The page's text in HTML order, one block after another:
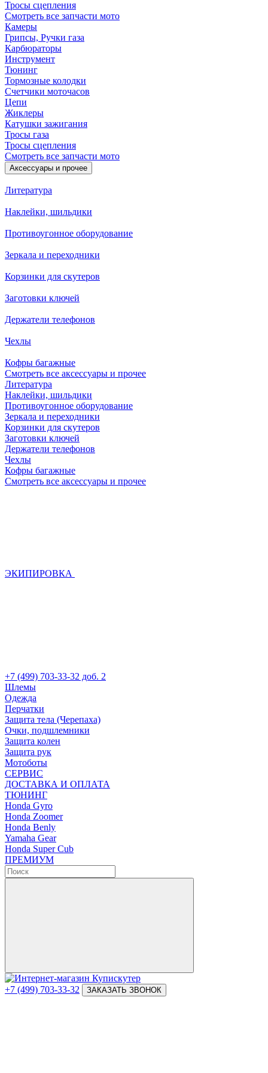
Тросы сцепления
Смотреть все запчасти мото
Камеры
Грипсы, Ручки газа
Карбюраторы
Инструмент
Тюнинг
Тормозные колодки
Счетчики моточасов
Цепи
Жиклеры
Катушки зажигания
Тросы газа
Тросы сцепления
Смотреть все запчасти мото
Аксессуары и прочее
Литература
Наклейки, шильдики
Противоугонное оборудование
Зеркала и переходники
Корзинки для скутеров
Заготовки ключей
Держатели телефонов
Чехлы
Кофры багажные
Смотреть все аксессуары и прочее
Литература
Наклейки, шильдики
Противоугонное оборудование
Зеркала и переходники
Корзинки для скутеров
Заготовки ключей
Держатели телефонов
Чехлы
Кофры багажные
Смотреть все аксессуары и прочее
ЭКИПИРОВКА
+7 (499) 703-33-32 доб. 2
Шлемы
Одежда
Перчатки
Защита тела (Черепаха)
Очки, подшлемники
Защита колен
Защита рук
Мотоботы
СЕРВИС
ДОСТАВКА И ОПЛАТА
ТЮНИНГ
Honda Gyro
Honda Zoomer
Honda Benly
Yamaha Gear
Honda Super Cub
ПРЕМИУМ
+7 (499) 703-33-32 ЗАКАЗАТЬ ЗВОНОК